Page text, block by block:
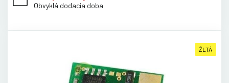
Obvyklá dodacia doba
ŽLTÁ